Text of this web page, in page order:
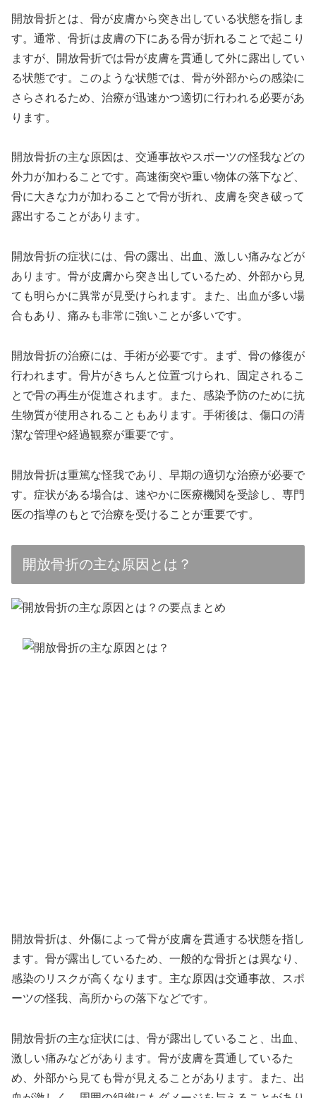
開放骨折とは、骨が皮膚から突き出している状態を指しま
す。通常、骨折は皮膚の下にある骨が折れることで起こり
ますが、開放骨折では骨が皮膚を貫通して外に露出してい
る状態です。このような状態では、骨が外部からの感染に
さらされるため、治療が迅速かつ適切に行われる必要があ
ります。
開放骨折の主な原因は、交通事故やスポーツの怪我などの
外力が加わることです。高速衝突や重い物体の落下など、
骨に大きな力が加わることで骨が折れ、皮膚を突き破って
露出することがあります。
開放骨折の症状には、骨の露出、出血、激しい痛みなどが
あります。骨が皮膚から突き出しているため、外部から見
ても明らかに異常が見受けられます。また、出血が多い場
合もあり、痛みも非常に強いことが多いです。
開放骨折の治療には、手術が必要です。まず、骨の修復が
行われます。骨片がきちんと位置づけられ、固定されるこ
とで骨の再生が促進されます。また、感染予防のために抗
生物質が使用されることもあります。手術後は、傷口の清
潔な管理や経過観察が重要です。
開放骨折は重篤な怪我であり、早期の適切な治療が必要で
す。症状がある場合は、速やかに医療機関を受診し、専門
医の指導のもとで治療を受けることが重要です。
開放骨折の主な原因とは？
開放骨折は、外傷によって骨が皮膚を貫通する状態を指し
ます。骨が露出しているため、一般的な骨折とは異なり、
感染のリスクが高くなります。主な原因は交通事故、スポ
ーツの怪我、高所からの落下などです。
開放骨折の主な症状には、骨が露出していること、出血、
激しい痛みなどがあります。骨が皮膚を貫通しているた
め、外部から見ても骨が見えることがあります。また、出